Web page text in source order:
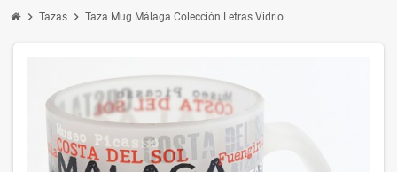
chevron_right Tazas chevron_right Taza Mug Málaga Colección Letras Vidrio